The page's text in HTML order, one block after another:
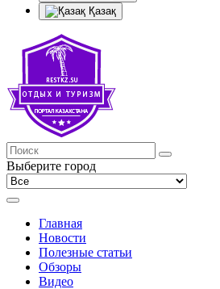
Қазақ
Выберите город
Главная
Новости
Полезные статьи
Обзоры
Видео